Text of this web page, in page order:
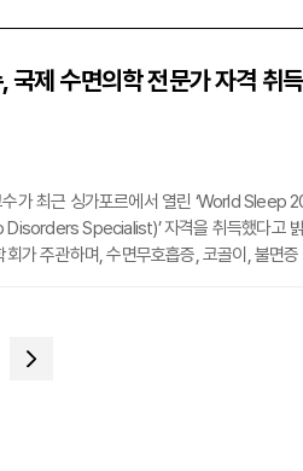
국제 수면의학 전문가 자격 취득
가 최근 싱가포르에서 열린 ‘World Sleep
Specialist)’ 자격을 취득했다고
가 주관하며, 수면무호흡증, 코골이, 불면증
할 수 있는 진료 서비스를 제공할 수 있을 것